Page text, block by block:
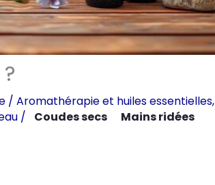
/ Aromathérapie et huiles essentielles,
/ Coudes secs
Mains ridées